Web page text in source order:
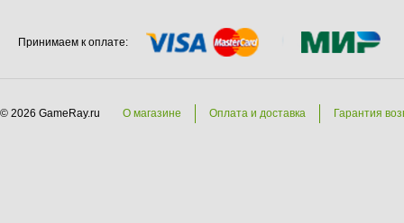
Принимаем к оплате:
© 2026 GameRay.ru О магазине Оплата и доставка Гарантия